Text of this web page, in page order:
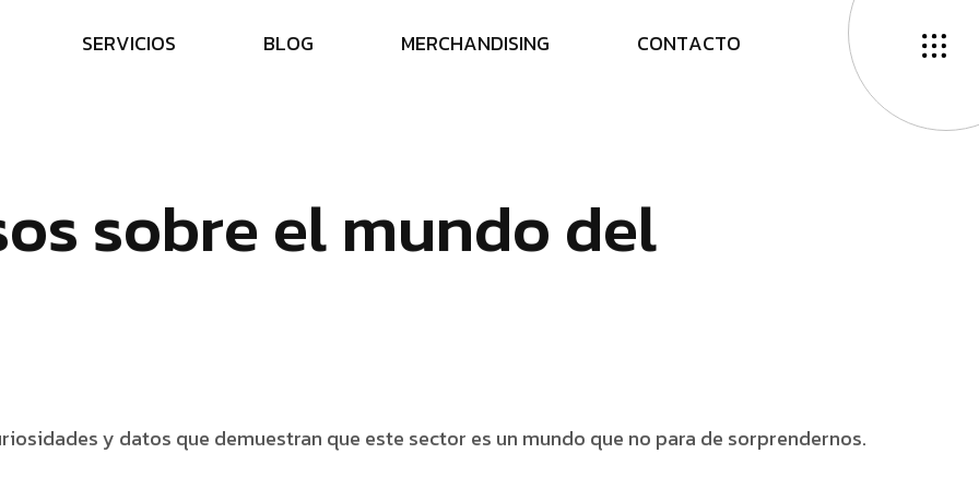
SERVICIOS BLOG MERCHANDISING CONTACTO
ossobreelmundodel
y datos que demuestran que este sector es un mundo que no para de sorprendernos.